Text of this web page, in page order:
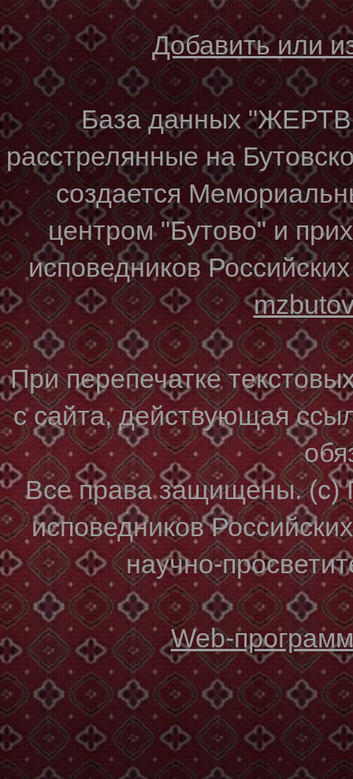
Добавить или
База данных
расстрелянные на
создается
центром "Бутово" и
исповедников
При перепечатке
с сайта, действующая
Все права защищены. (с)
исповедников
научно-
Web-